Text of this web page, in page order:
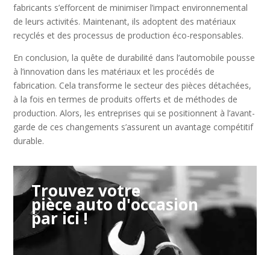
fabricants s’efforcent de minimiser l’impact environnemental
de leurs activités. Maintenant, ils adoptent des matériaux
recyclés et des processus de production éco-responsables.
En conclusion, la quête de durabilité dans l’automobile pousse
à l’innovation dans les matériaux et les procédés de
fabrication. Cela transforme le secteur des pièces détachées,
à la fois en termes de produits offerts et de méthodes de
production. Alors, les entreprises qui se positionnent à l’avant-
garde de ces changements s’assurent un avantage compétitif
durable.
Trouvez votre
pièce auto d'occasion
par ici !